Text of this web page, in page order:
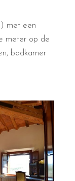
met een
meter op de
badkamer